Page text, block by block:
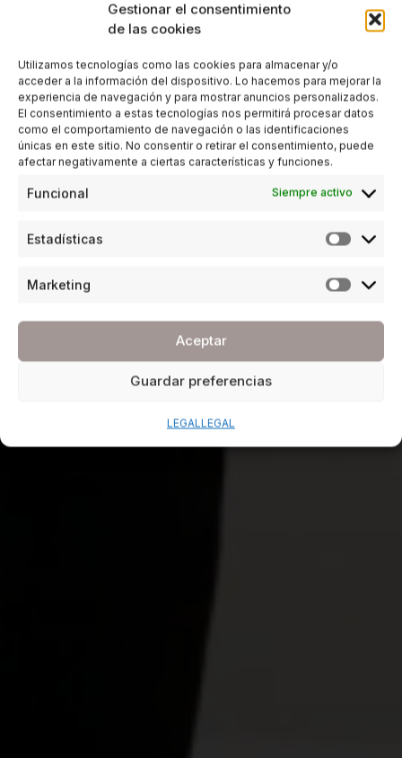
Gestionar el consentimiento
de las cookies
Utilizamos tecnologías como las cookies para almacenar y/o
acceder a la información del dispositivo. Lo hacemos para mejorar la
experiencia de navegación y para mostrar anuncios personalizados.
El consentimiento a estas tecnologías nos permitirá procesar datos
como el comportamiento de navegación o las identificaciones
únicas en este sitio. No consentir o retirar el consentimiento, puede
afectar negativamente a ciertas características y funciones.
Funcional Siempre activo
Estadísticas
Marketing
Aceptar
Guardar preferencias
LEGALLEGAL